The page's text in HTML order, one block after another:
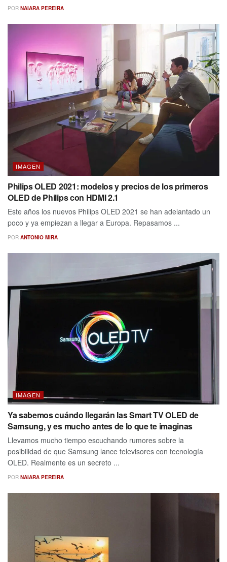
POR NAIARA PEREIRA
IMAGEN
Philips OLED 2021: modelos y precios de los primeros
OLED de Philips con HDMI 2.1
Este años los nuevos Philips OLED 2021 se han adelantado un
poco y ya empiezan a llegar a Europa. Repasamos ...
POR ANTONIO MIRA
IMAGEN
Ya sabemos cuándo llegarán las Smart TV OLED de
Samsung, y es mucho antes de lo que te imaginas
Llevamos mucho tiempo escuchando rumores sobre la
posibilidad de que Samsung lance televisores con tecnología
OLED. Realmente es un secreto ...
POR NAIARA PEREIRA